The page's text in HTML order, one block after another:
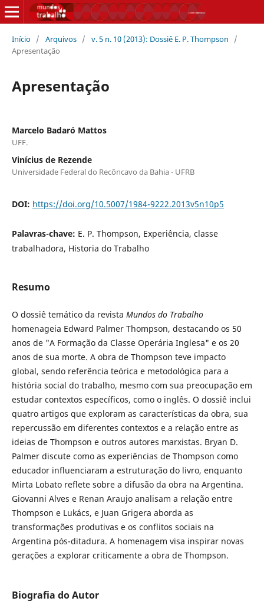
Início / Arquivos / v. 5 n. 10 (2013): Dossiê E. P. Thompson
/
Apresentação
Apresentação
Marcelo Badaró Mattos
UFF.
Vinícius de Rezende
Universidade Federal do Recôncavo da Bahia - UFRB
DOI: https://doi.org/10.5007/1984-9222.2013v5n10p5
Palavras-chave: E. P. Thompson, Experiência, classe
trabalhadora, Historia do Trabalho
Resumo
O dossiê temático da revista Mundos do Trabalho
homenageia Edward Palmer Thompson, destacando os 50
anos de "A Formação da Classe Operária Inglesa" e os 20
anos de sua morte. A obra de Thompson teve impacto
global, sendo referência teórica e metodológica para a
história social do trabalho, mesmo com sua preocupação em
estudar contextos específicos, como o inglês. O dossiê inclui
quatro artigos que exploram as características da obra, sua
repercussão em diferentes contextos e a relação entre as
ideias de Thompson e outros autores marxistas. Bryan D.
Palmer discute como as experiências de Thompson como
educador influenciaram a estruturação do livro, enquanto
Mirta Lobato reflete sobre a difusão da obra na Argentina.
Giovanni Alves e Renan Araujo analisam a relação entre
Thompson e Lukács, e Juan Grigera aborda as
transformações produtivas e os conflitos sociais na
Argentina pós-ditadura. A homenagem visa inspirar novas
gerações a explorar criticamente a obra de Thompson.
Biografia do Autor